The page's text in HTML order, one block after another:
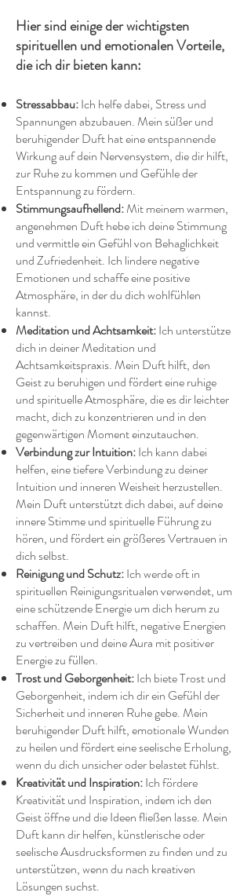
Hier sind einige der wichtigsten
spirituellen und emotionalen Vorteile,
die ich dir bieten kann:
Stressabbau:Ich helfe dabei, Stress und
Spannungen abzubauen. Mein süßer und
beruhigender Duft hat eine entspannende
Wirkung auf dein Nervensystem, die dir hilft,
zur Ruhe zu kommen und Gefühle der
Entspannung zu fördern.
Stimmungsaufhellend:Mit meinem warmen,
angenehmen Duft hebe ich deine Stimmung
und vermittle ein Gefühl von Behaglichkeit
und Zufriedenheit. Ich lindere negative
Emotionen und schaffe eine positive
Atmosphäre, in der du dich wohlfühlen
kannst.
Meditation und Achtsamkeit:Ich unterstütze
dich in deiner Meditation und
Achtsamkeitspraxis. Mein Duft hilft, den
Geist zu beruhigen und fördert eine ruhige
und spirituelle Atmosphäre, die es dir leichter
macht, dich zu konzentrieren und in den
gegenwärtigen Moment einzutauchen.
Verbindung zur Intuition:Ich kann dabei
helfen, eine tiefere Verbindung zu deiner
Intuition und inneren Weisheit herzustellen.
Mein Duft unterstützt dich dabei, auf deine
innere Stimme und spirituelle Führung zu
hören, und fördert ein größeres Vertrauen in
dich selbst.
Reinigung und Schutz:Ich werde oft in
spirituellen Reinigungsritualen verwendet, um
eine schützende Energie um dich herum zu
schaffen. Mein Duft hilft, negative Energien
zu vertreiben und deine Aura mit positiver
Energie zu füllen.
Trost und Geborgenheit:Ich biete Trost und
Geborgenheit, indem ich dir ein Gefühl der
Sicherheit und inneren Ruhe gebe. Mein
beruhigender Duft hilft, emotionale Wunden
zu heilen und fördert eine seelische Erholung,
wenn du dich unsicher oder belastet fühlst.
Kreativität und Inspiration:Ich fördere
Kreativität und Inspiration, indem ich den
Geist öffne und die Ideen fließen lasse. Mein
Duft kann dir helfen, künstlerische oder
seelische Ausdrucksformen zu finden und zu
unterstützen, wenn du nach kreativen
Lösungen suchst.